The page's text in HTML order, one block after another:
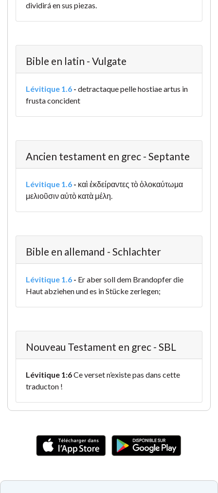
dividirá en sus piezas.
Bible en latin - Vulgate
Lévitique 1.6 - detractaque pelle hostiae artus in
frusta concident
Ancien testament en grec - Septante
Lévitique 1.6 - καὶ ἐκδείραντες τὸ ὁλοκαύτωμα
μελιοῦσιν αὐτὸ κατὰ μέλη.
Bible en allemand - Schlachter
Lévitique 1.6 - Er aber soll dem Brandopfer die
Haut abziehen und es in Stücke zerlegen;
Nouveau Testament en grec - SBL
Lévitique 1:6Ce verset n’existe pas dans cette
traducton !